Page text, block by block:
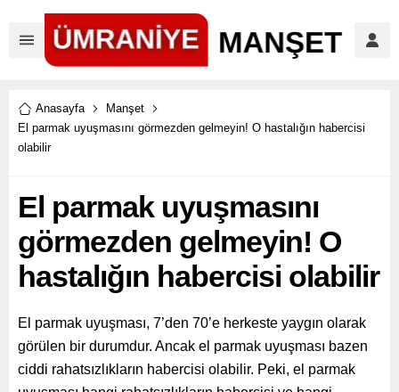
Anasayfa
Manşet
El parmak uyuşmasını görmezden gelmeyin! O hastalığın habercisi
olabilir
El parmak uyuşmasını
görmezden gelmeyin! O
hastalığın habercisi olabilir
El parmak uyuşması, 7’den 70’e herkeste yaygın olarak
görülen bir durumdur. Ancak el parmak uyuşması bazen
ciddi rahatsızlıkların habercisi olabilir. Peki, el parmak